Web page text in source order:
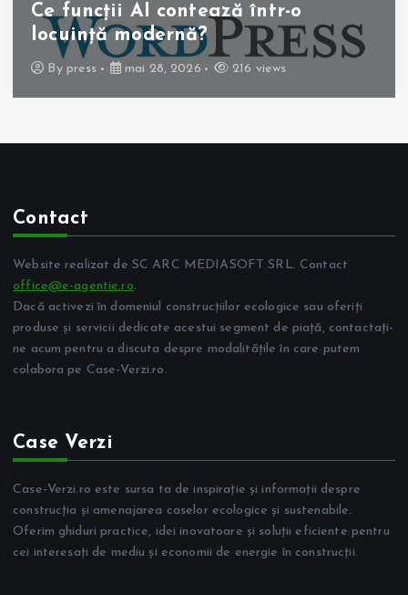
Operația de colecist
beneficii pentru pacient
Bypress mai 10, 2026
Contact
Website realizat de SC ARC MEDIASOFT SRL. Contact
office@e-agentie.ro.
Dacă activezi în domeniul construcțiilor ecologice sau oferiți
produse și servicii dedicate acestui segment de piață, contactați-
ne acum pentru a discuta despre modalitățile în care putem
colabora pe Case-Verzi.ro.
Case Verzi
Case-Verzi.ro este sursa ta de inspirație și informații despre
construcția și amenajarea caselor ecologice și sustenabile.
Oferim ghiduri practice, idei inovatoare și soluții eficiente pentru
cei interesați de mediu și economii de energie în construcții.